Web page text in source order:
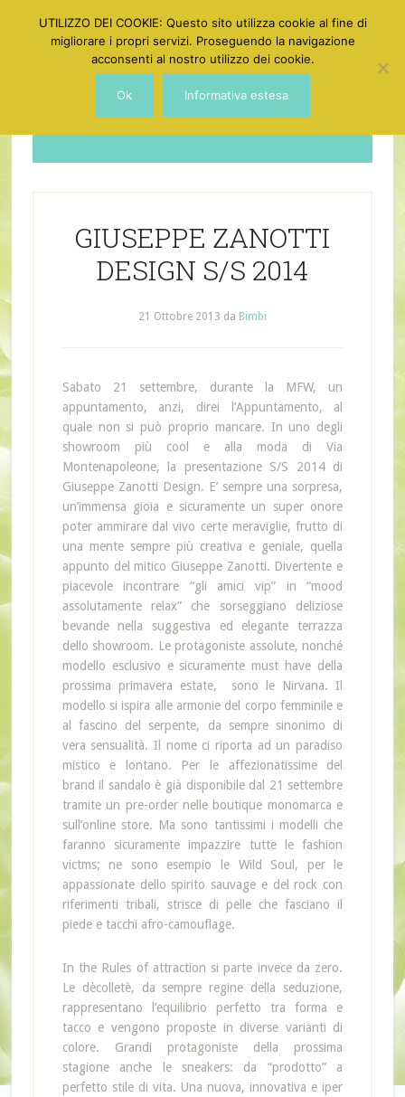
Dotgirl
GIUSEPPE ZANOTTI
DESIGN S/S 2014
21 Ottobre 2013 da Bimbi
Sabato 21 settembre, durante la MFW, un
appuntamento, anzi, direi l’Appuntamento, al
quale non si può proprio mancare. In uno degli
showroom più cool e alla moda di Via
Montenapoleone, la presentazione S/S 2014 di
Giuseppe Zanotti Design. E’ sempre una sorpresa,
un’immensa gioia e sicuramente un super onore
poter ammirare dal vivo certe meraviglie, frutto di
una mente sempre più creativa e geniale, quella
appunto del mitico Giuseppe Zanotti. Divertente e
piacevole incontrare “gli amici vip” in “mood
assolutamente relax” che sorseggiano deliziose
bevande nella suggestiva ed elegante terrazza
dello showroom. Le protagoniste assolute, nonché
modello esclusivo e sicuramente must have della
prossima primavera estate, sono le Nirvana. Il
modello si ispira alle armonie del corpo femminile e
al fascino del serpente, da sempre sinonimo di
vera sensualità. Il nome ci riporta ad un paradiso
mistico e lontano. Per le affezionatissime del
brand il sandalo è già disponibile dal 21 settembre
tramite un pre-order nelle boutique monomarca e
sull’online store. Ma sono tantissimi i modelli che
faranno sicuramente impazzire tutte le fashion
victms; ne sono esempio le Wild Soul, per le
appassionate dello spirito sauvage e del rock con
riferimenti tribali, strisce di pelle che fasciano il
piede e tacchi afro-camouflage.
In the Rules of attraction si parte invece da zero.
Le dècolletè, da sempre regine della seduzione,
rappresentano l’equilibrio perfetto tra forma e
tacco e vengono proposte in diverse varianti di
colore. Grandi protagoniste della prossima
stagione anche le sneakers: da “prodotto” a
perfetto stile di vita. Una nuova, innovativa e iper
UTILIZZO DEI COOKIE: Questo sito utilizza cookie al fine di
migliorare i propri servizi. Proseguendo la navigazione
acconsenti al nostro utilizzo dei cookie.
Ok Informativa estesa